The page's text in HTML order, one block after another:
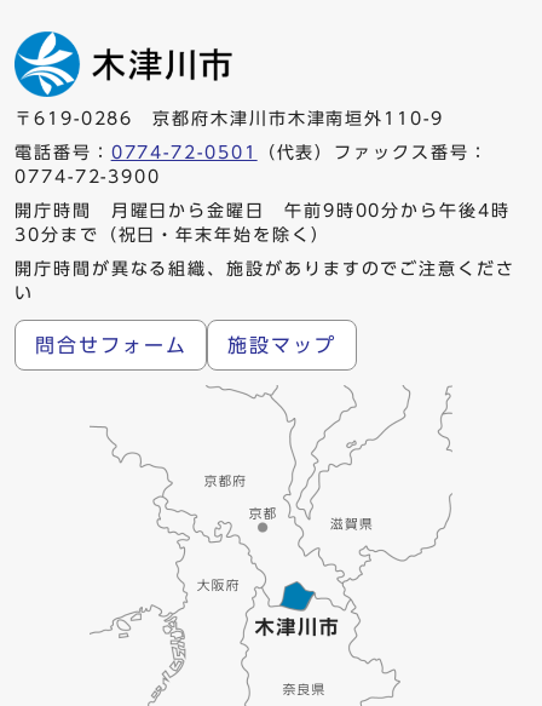
〒619-0286 京都府木津川市木津南垣外110-9
電話番号： 0774-72-0501
（代表）ファックス番号：
0774-72-3900
開庁時間 月曜日から金曜日 午前9時00分から午後4時
30分まで（祝日・年末年始を除く）
開庁時間が異なる組織、施設がありますのでご注意くださ
い
問合せフォーム 施設マップ